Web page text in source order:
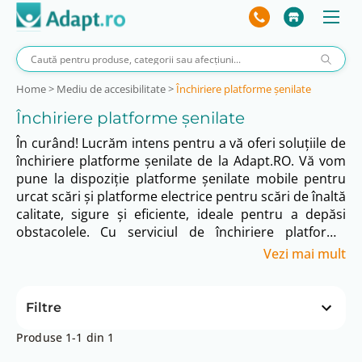
Home> Mediu de accesibilitate>Închiriere platforme șenilate
Închiriere platforme șenilate
În curând! Lucrăm intens pentru a vă oferi soluțiile de
închiriere platforme șenilate de la Adapt.RO. Vă vom
pune la dispoziție platforme șenilate mobile pentru
urcat scări și platforme electrice pentru scări de înaltă
calitate, sigure și eficiente, ideale pentru a depăsi
obstacolele. Cu serviciul de închiriere platforme
șenilate, veți putea alege soluția optimă pentru a
specializat, servicii de instalare și întreținere regulată,
accesibilității. Pregătiți-vă să facilitați accesul și
Vezi mai mult
Filtre
Produse 1-1 din 1